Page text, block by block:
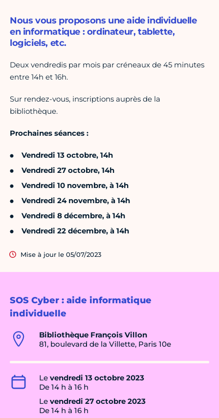
SOS Cyber : aide informatique
individuelle
Bibliothèque François Villon
81, boulevard de la Villette, Paris 10e
Le vendredi 13 octobre 2023
De 14 h à 16 h
Le vendredi 27 octobre 2023
De 14 h à 16 h
Nous vous proposons une aide individuelle
en informatique : ordinateur, tablette,
logiciels, etc.
Deux vendredis par mois par créneaux de 45 minutes
entre 14h et 16h.
Sur rendez-vous, inscriptions auprès de la
bibliothèque.
Prochaines séances :
Vendredi 13 octobre, 14h
Vendredi 27 octobre, 14h
Vendredi 10 novembre, à 14h
Vendredi 24 novembre, à 14h
Vendredi 8 décembre, à 14h
Vendredi 22 décembre, à 14h
Mise à jour le 05/07/2023